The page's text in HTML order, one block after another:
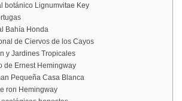
botánico Lignumvitae Key
Bahía Honda
de Ciervos de los Cayos
y Jardines Tropicales
de Ernest Hemingway
Pequeña Casa Blanca
ron Hemingway